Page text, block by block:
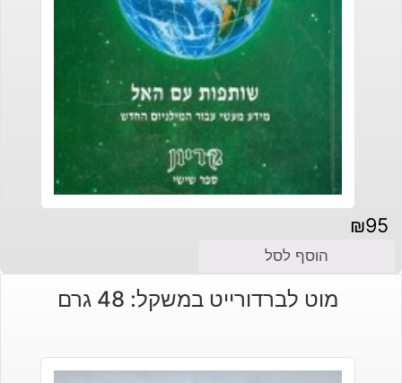
₪95
הוסף לסל
מוט לברדורייט במשקל: 48 גרם